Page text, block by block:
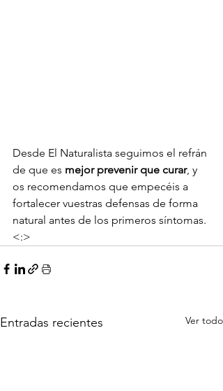
Desde El Naturalista seguimos el refrán
de que es mejor prevenir que curar, y
os recomendamos que empecéis a
fortalecer vuestras defensas de forma
natural antes de los primeros síntomas.
<:>
Entradas recientes Ver todo